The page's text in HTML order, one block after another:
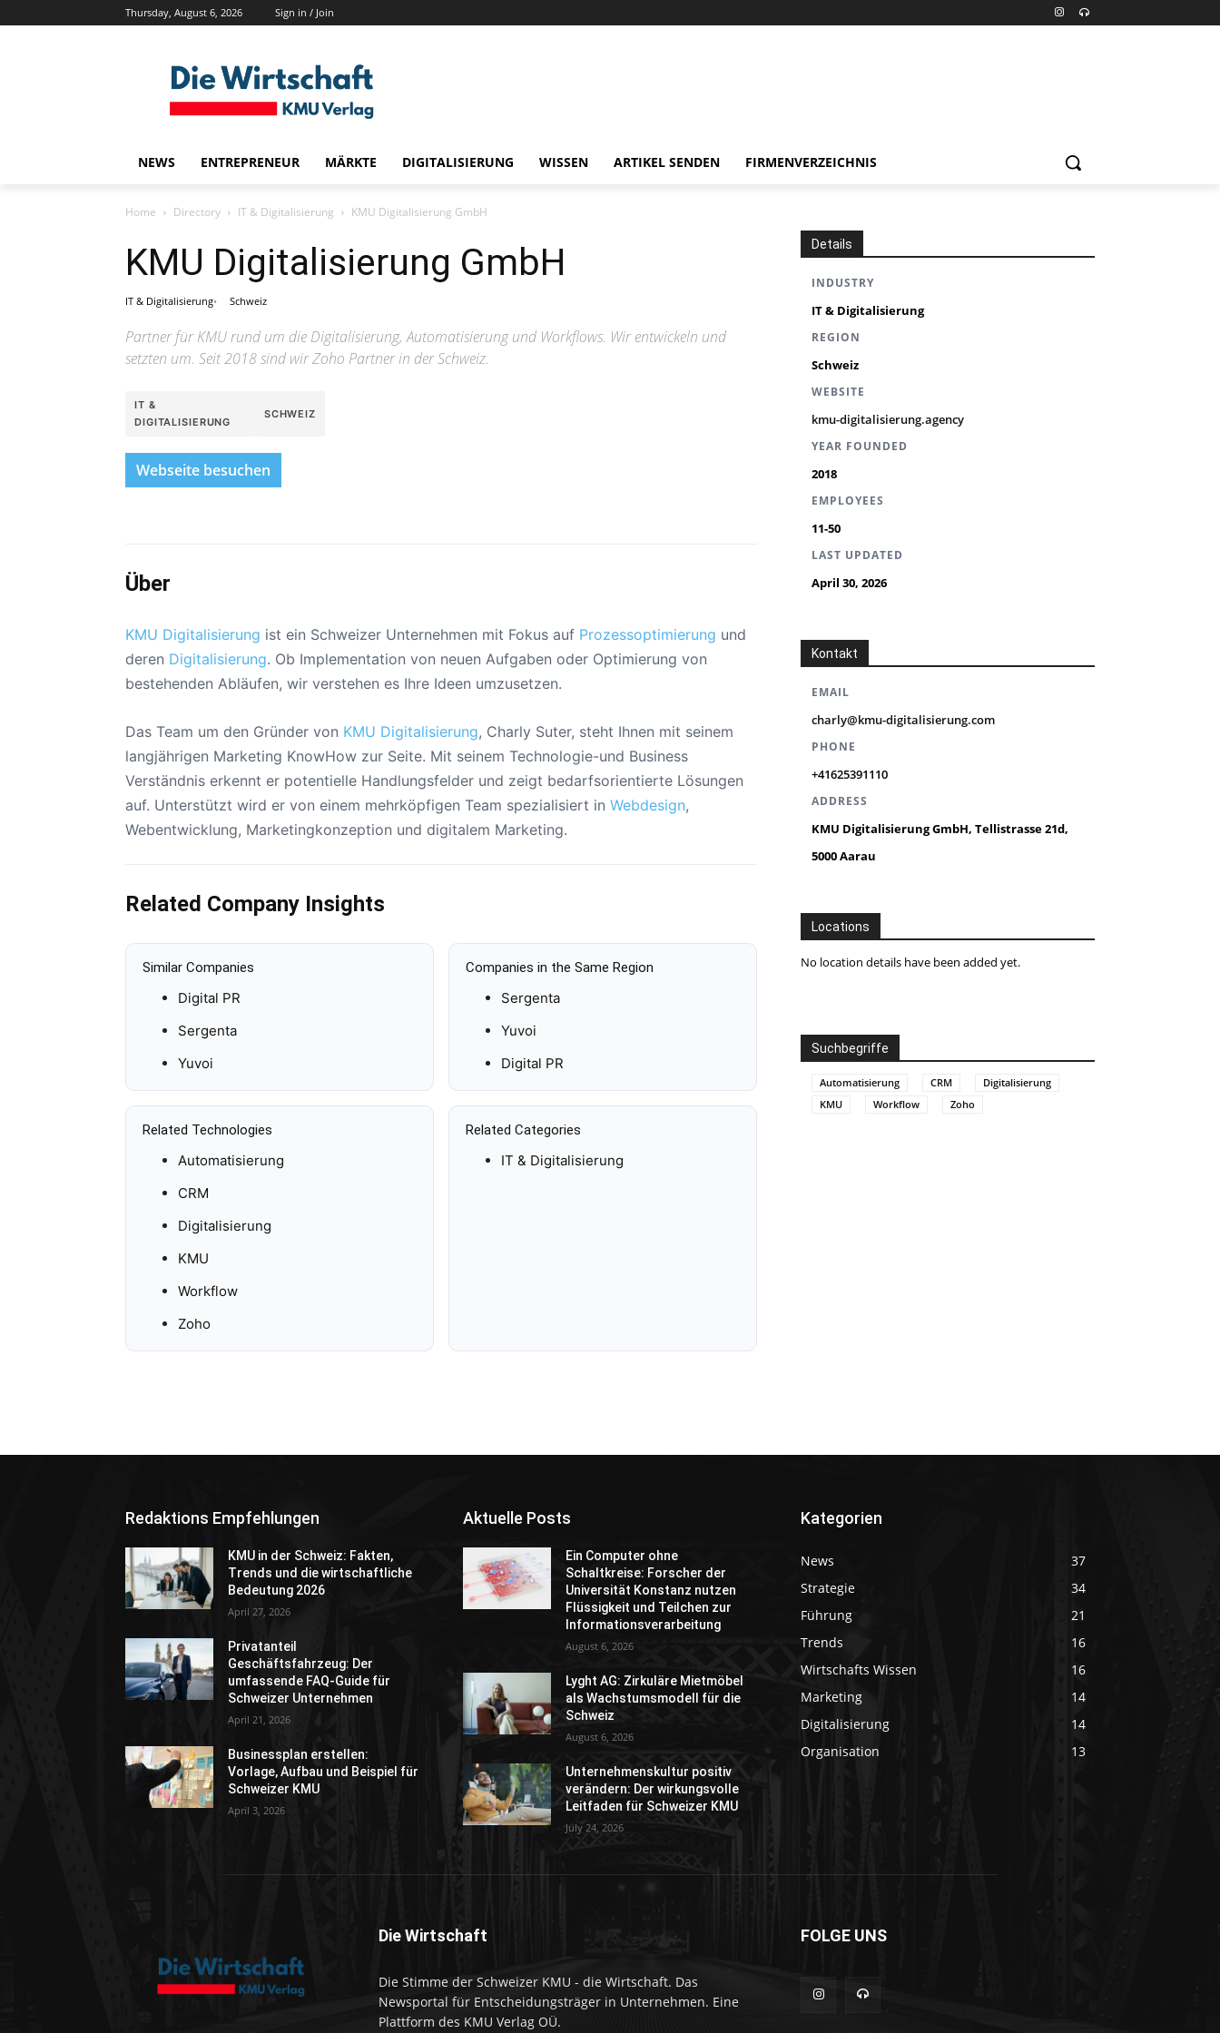
Thursday, August 6, 2026 Sign in / Join
NEWS ENTREPRENEUR MÄRKTE DIGITALISIERUNG WISSEN ARTIKEL SENDEN FIRMENVERZEICHNIS
Home Directory IT & Digitalisierung KMU Digitalisierung GmbH
KMU Digitalisierung GmbH
IT & Digitalisierung Schweiz
Partner für KMU rund um die Digitalisierung, Automatisierung und Workflows. Wir entwickeln und
setzten um. Seit 2018 sind wir Zoho Partner in der Schweiz.
IT &
DIGITALISIERUNG
SCHWEIZ
Webseite besuchen
Über
KMU Digitalisierung ist ein Schweizer Unternehmen mit Fokus auf Prozessoptimierung und
deren Digitalisierung. Ob Implementation von neuen Aufgaben oder Optimierung von
bestehenden Abläufen, wir verstehen es Ihre Ideen umzusetzen.
Das Team um den Gründer von KMU Digitalisierung, Charly Suter, steht Ihnen mit seinem
langjährigen Marketing KnowHow zur Seite. Mit seinem Technologie-und Business
Verständnis erkennt er potentielle Handlungsfelder und zeigt bedarfsorientierte Lösungen
auf. Unterstützt wird er von einem mehrköpfigen Team spezialisiert in Webdesign,
Webentwicklung, Marketingkonzeption und digitalem Marketing.
Related Company Insights
Similar Companies
Digital PR
Sergenta
Yuvoi
Companies in the Same Region
Sergenta
Yuvoi
Digital PR
Related Technologies
Automatisierung
CRM
Digitalisierung
KMU
Workflow
Zoho
Related Categories
IT & Digitalisierung
Details
INDUSTRY
IT & Digitalisierung
REGION
Schweiz
WEBSITE
kmu-digitalisierung.agency
YEAR FOUNDED
2018
EMPLOYEES
11-50
LAST UPDATED
April 30, 2026
Kontakt
EMAIL
charly@kmu-digitalisierung.com
PHONE
+41625391110
ADDRESS
KMU Digitalisierung GmbH, Tellistrasse 21d,
5000 Aarau
Locations
No location details have been added yet.
Suchbegriffe
Automatisierung CRM
Digitalisierung
KMU
Workflow Zoho
Redaktions Empfehlungen
KMU in der Schweiz: Fakten,
Trends und die wirtschaftliche
Bedeutung 2026
April 27, 2026
Privatanteil
Geschäftsfahrzeug: Der
umfassende FAQ-Guide für
Schweizer Unternehmen
April 21, 2026
Businessplan erstellen:
Vorlage, Aufbau und Beispiel für
Schweizer KMU
April 3, 2026
Aktuelle Posts
Ein Computer ohne
Schaltkreise: Forscher der
Universität Konstanz nutzen
Flüssigkeit und Teilchen zur
Informationsverarbeitung
August 6, 2026
Lyght AG: Zirkuläre Mietmöbel
als Wachstumsmodell für die
Schweiz
August 6, 2026
Unternehmenskultur positiv
verändern: Der wirkungsvolle
Leitfaden für Schweizer KMU
July 24, 2026
Kategorien
News
37
Strategie
34
Führung
21
Trends
16
Wirtschafts Wissen
16
Marketing
14
Digitalisierung
14
Organisation
13
Die Wirtschaft
Die Stimme der Schweizer KMU - die Wirtschaft. Das
Newsportal für Entscheidungsträger in Unternehmen. Eine
Plattform des KMU Verlag OÜ.
FOLGE UNS